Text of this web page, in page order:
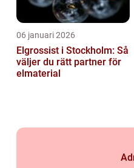
06 januari 2026
Elgrossist i Stockholm: Så
väljer du rätt partner för
elmaterial